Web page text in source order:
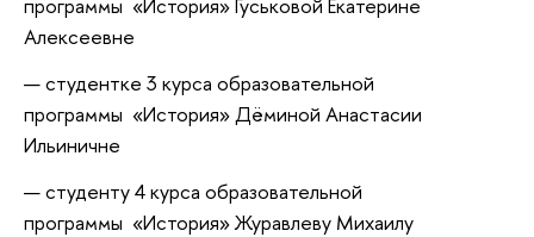
программы «История» Гуськовой Екатерине
Алексеевне
студентке 3 курса образовательной
программы «История» Дёминой Анастасии
Ильиничне
студенту 4 курса образовательной
программы «История» Журавлеву Михаилу